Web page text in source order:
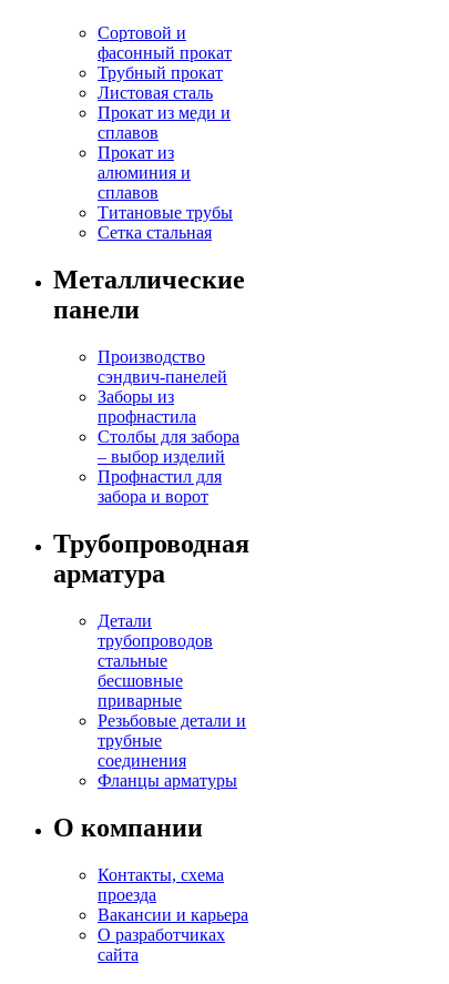
Сортовой и
фасонный прокат
Трубный прокат
Листовая сталь
Прокат из меди и
сплавов
Прокат из
алюминия и
сплавов
Титановые трубы
Сетка стальная
Металлические
панели
Производство
сэндвич-панелей
Заборы из
профнастила
Столбы для забора
– выбор изделий
Профнастил для
забора и ворот
Трубопроводная
арматура
Детали
трубопроводов
стальные
бесшовные
приварные
Резьбовые детали и
трубные
соединения
Фланцы арматуры
О компании
Контакты, схема
проезда
Вакансии и карьера
О разработчиках
сайта